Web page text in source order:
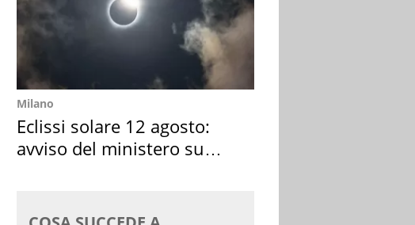
Milano
Eclissi solare 12 agosto:
avviso del ministero su